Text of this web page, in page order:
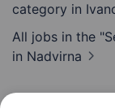
category in
All jobs in the
in Nadvirna